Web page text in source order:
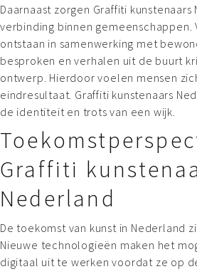
Daarnaast zorgen Graffiti
verbinding binnen
ontstaan in samenwerking met
besproken en verhalen uit de buurt
ontwerp. Hierdoor voelen mensen
eindresultaat. Graffiti kunstenaars
de identiteit en trots van een wijk.
Graffiti
Nederland
De toekomst van kunst in Nederland
Nieuwe technologieën maken het
digitaal uit te werken voordat ze op